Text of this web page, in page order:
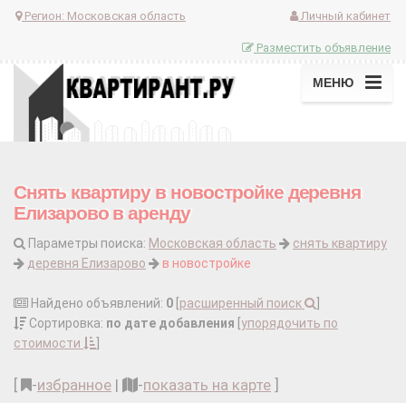
Регион: Московская область Личный кабинет
Разместить объявление
МЕНЮ
Снять квартиру в новостройке деревня
Елизарово в аренду
Параметры поиска: Московская область
снять квартиру
деревня Елизарово
в новостройке
Найдено объявлений: 0 расширенный поиск
Сортировка: по дате добавления упорядочить по
стоимости
-избранное | -показать на карте